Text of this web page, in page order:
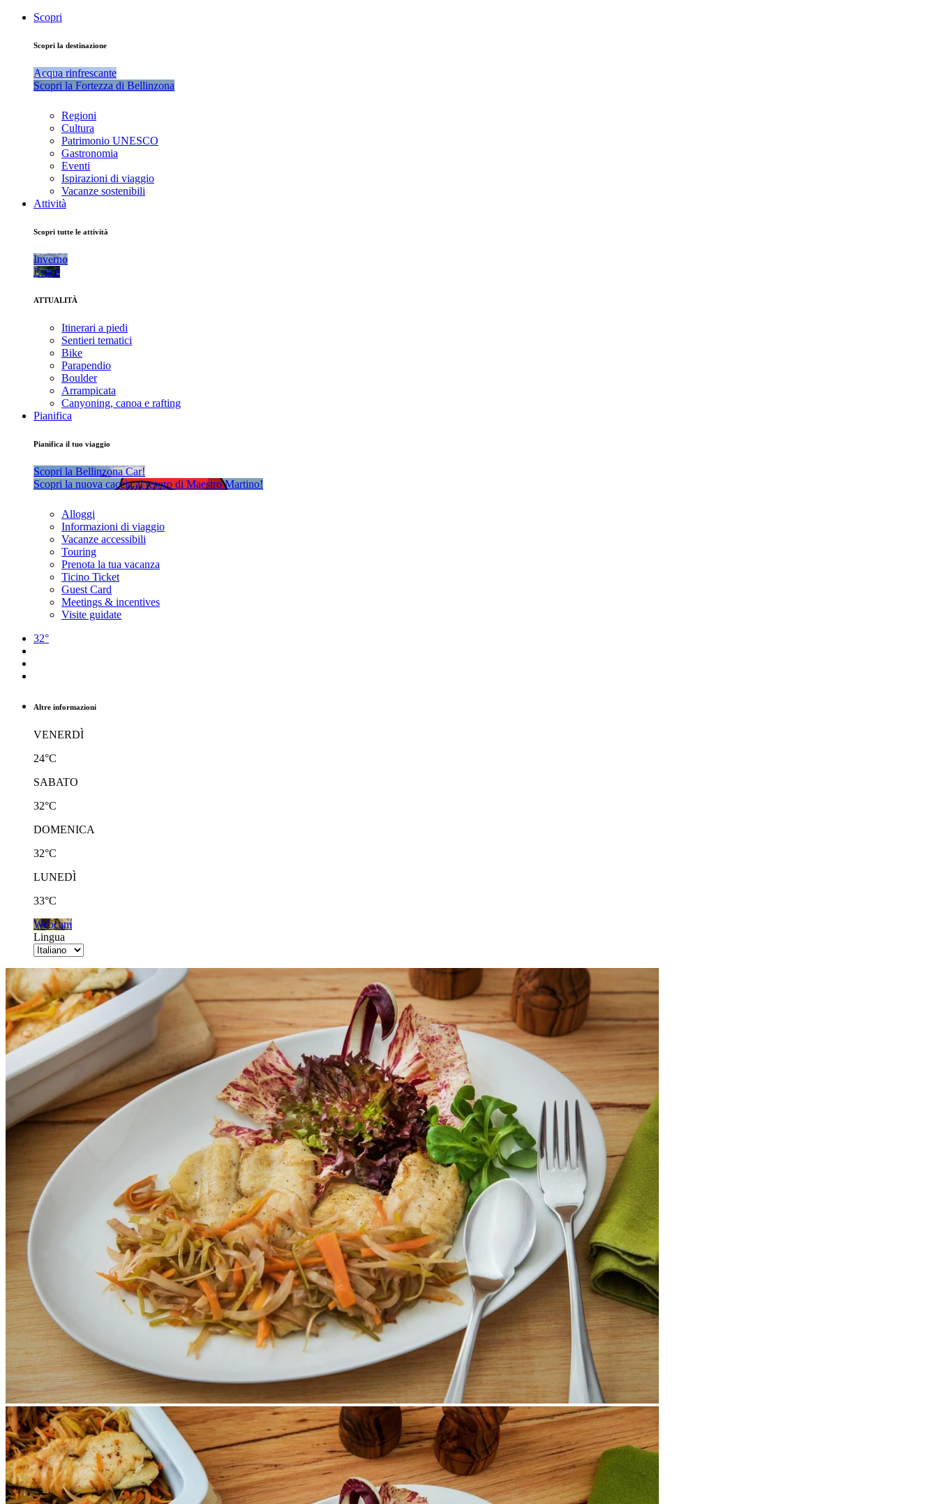
Scopri
Scopri la destinazione
Acqua rinfrescante
Scopri la Fortezza di Bellinzona
Regioni
Cultura
Patrimonio UNESCO
Gastronomia
Eventi
Ispirazioni di viaggio
Vacanze sostenibili
Attività
Scopri tutte le attività
Inverno
Estate
ATTUALITÀ
Itinerari a piedi
Sentieri tematici
Bike
Parapendio
Boulder
Arrampicata
Canyoning, canoa e rafting
Pianifica
Pianifica il tuo viaggio
Scopri la Bellinzona Car!
Scopri la nuova caccia al tesoro di Maestro Martino!
Alloggi
Informazioni di viaggio
Vacanze accessibili
Touring
Prenota la tua vacanza
Ticino Ticket
Guest Card
Meetings & incentives
Visite guidate
32°
Altre informazioni
VENERDÌ
24°C
SABATO
32°C
DOMENICA
32°C
LUNEDÌ
33°C
Webcam
Lingua